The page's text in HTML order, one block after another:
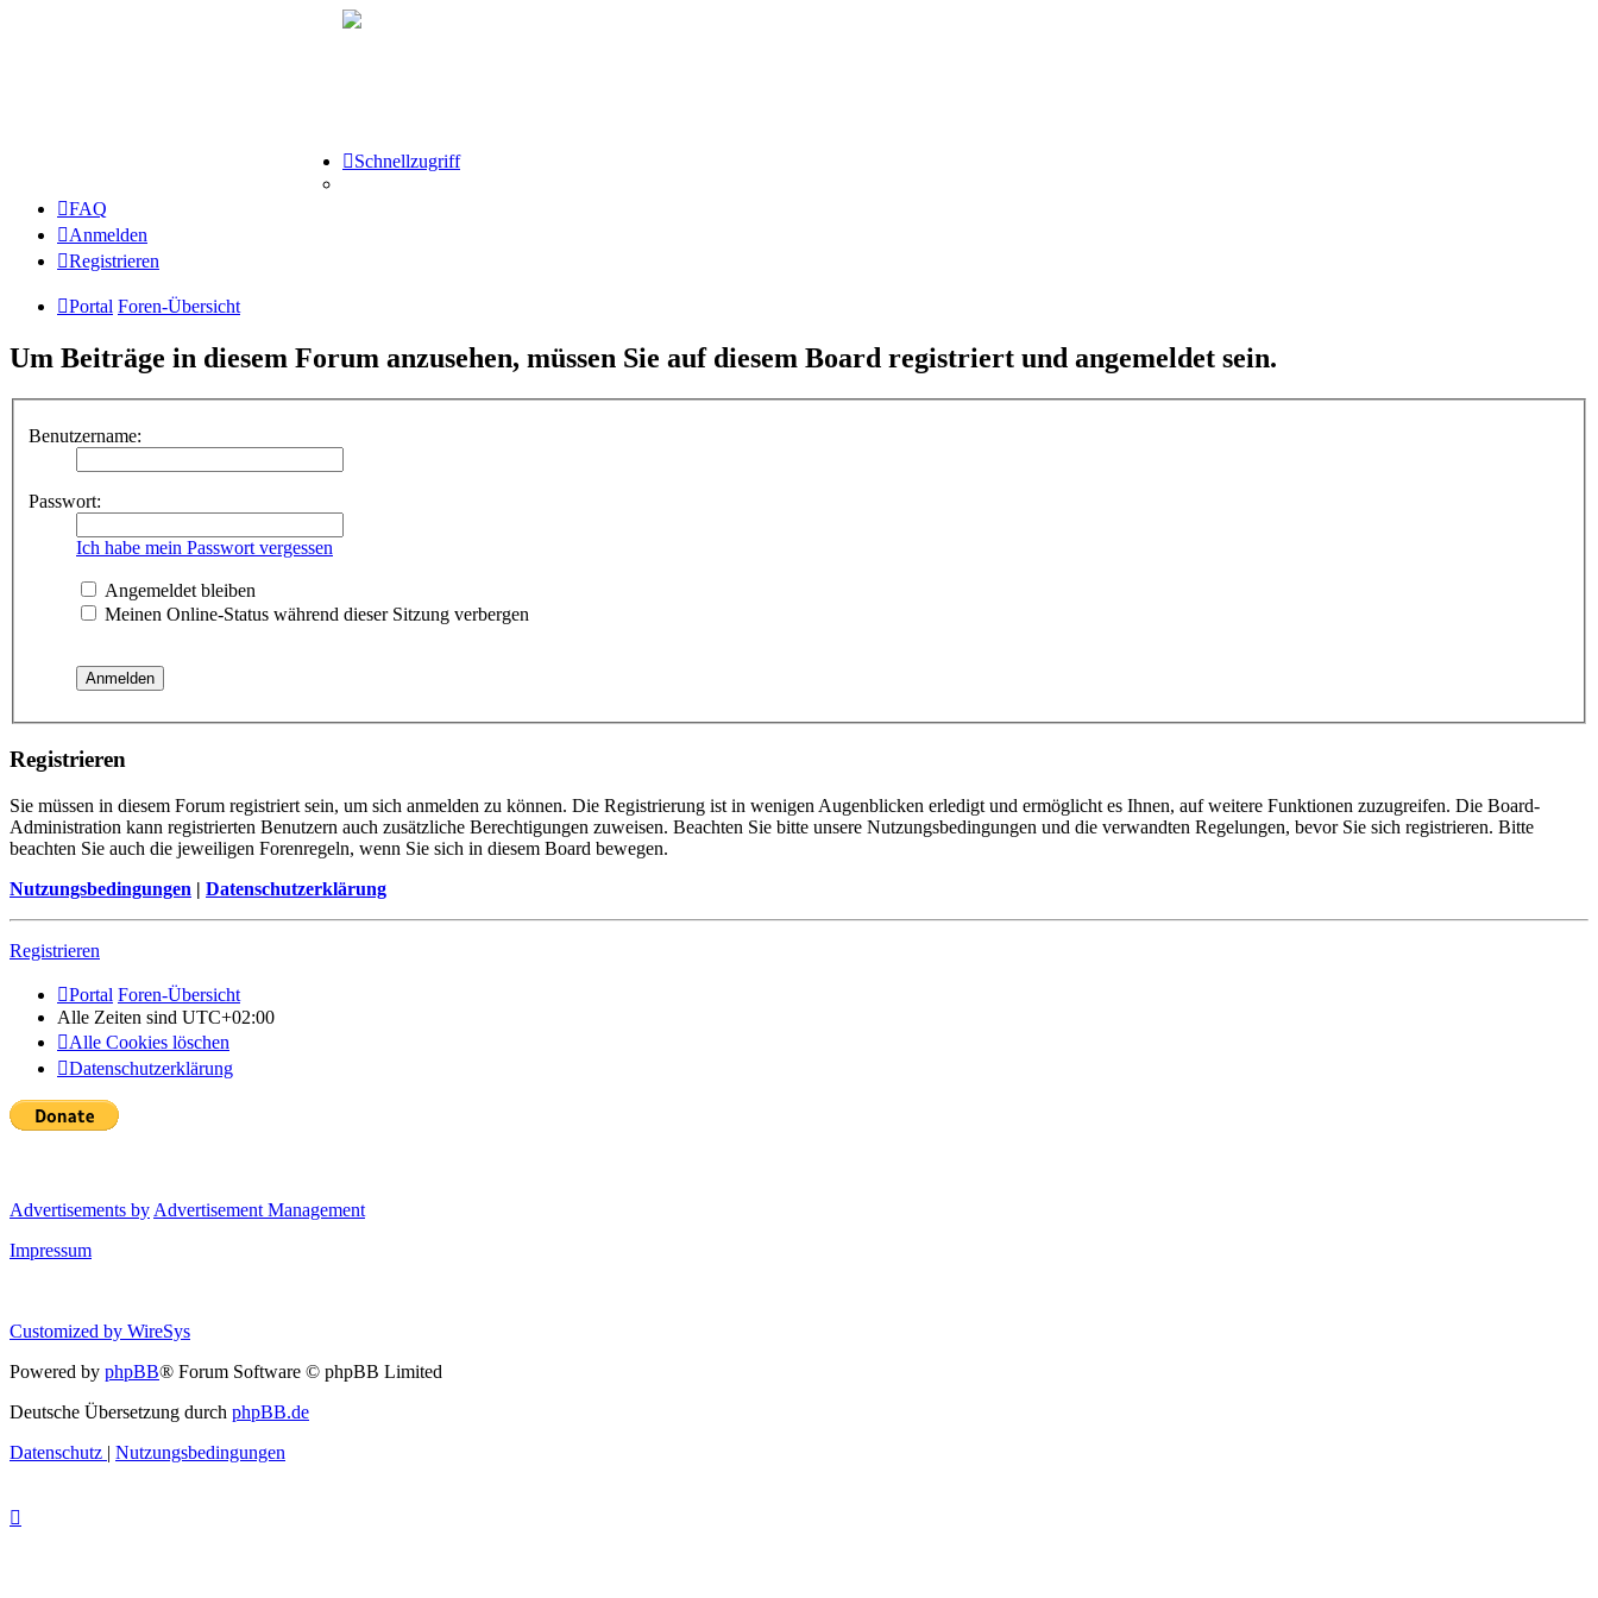
Schnellzugriff
FAQ
Anmelden
Registrieren
Portal Foren-Übersicht
Um Beiträge in diesem Forum anzusehen, müssen Sie auf diesem Board registriert und angemeldet sein.
Benutzername:
Passwort:
Ich habe mein Passwort vergessen
Angemeldet bleiben
Meinen Online-Status während dieser Sitzung verbergen
Registrieren
Sie müssen in diesem Forum registriert sein, um sich anmelden zu können. Die Registrierung ist in wenigen Augenblicken erledigt und ermöglicht es Ihnen, auf weitere Funktionen zuzugreifen. Die Board-
Administration kann registrierten Benutzern auch zusätzliche Berechtigungen zuweisen. Beachten Sie bitte unsere Nutzungsbedingungen und die verwandten Regelungen, bevor Sie sich registrieren. Bitte
beachten Sie auch die jeweiligen Forenregeln, wenn Sie sich in diesem Board bewegen.
Nutzungsbedingungen | Datenschutzerklärung
Registrieren
Portal Foren-Übersicht
Alle Zeiten sind UTC+02:00
Alle Cookies löschen
Datenschutzerklärung
Advertisements by Advertisement Management
Impressum
Customized by WireSys
Powered by phpBB® Forum Software © phpBB Limited
Deutsche Übersetzung durch phpBB.de
Datenschutz | Nutzungsbedingungen